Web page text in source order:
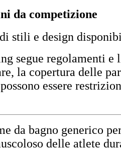
da competizione
stili e design
segue regolamenti
la copertura delle
essere
da bagno generico
delle atlete